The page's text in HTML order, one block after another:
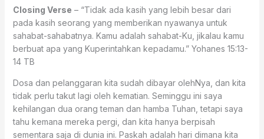
Closing Verse – “Tidak ada kasih yang lebih besar dari
pada kasih seorang yang memberikan nyawanya untuk
sahabat-sahabatnya. Kamu adalah sahabat-Ku, jikalau kamu
berbuat apa yang Kuperintahkan kepadamu.” ‭‭Yohanes‬ ‭15:13-
14‬ ‭TB‬‬
Dosa dan pelanggaran kita sudah dibayar olehNya, dan kita
tidak perlu takut lagi oleh kematian. Seminggu ini saya
kehilangan dua orang teman dan hamba Tuhan, tetapi saya
tahu kemana mereka pergi, dan kita hanya berpisah
sementara saja di dunia ini. Paskah adalah hari dimana kita